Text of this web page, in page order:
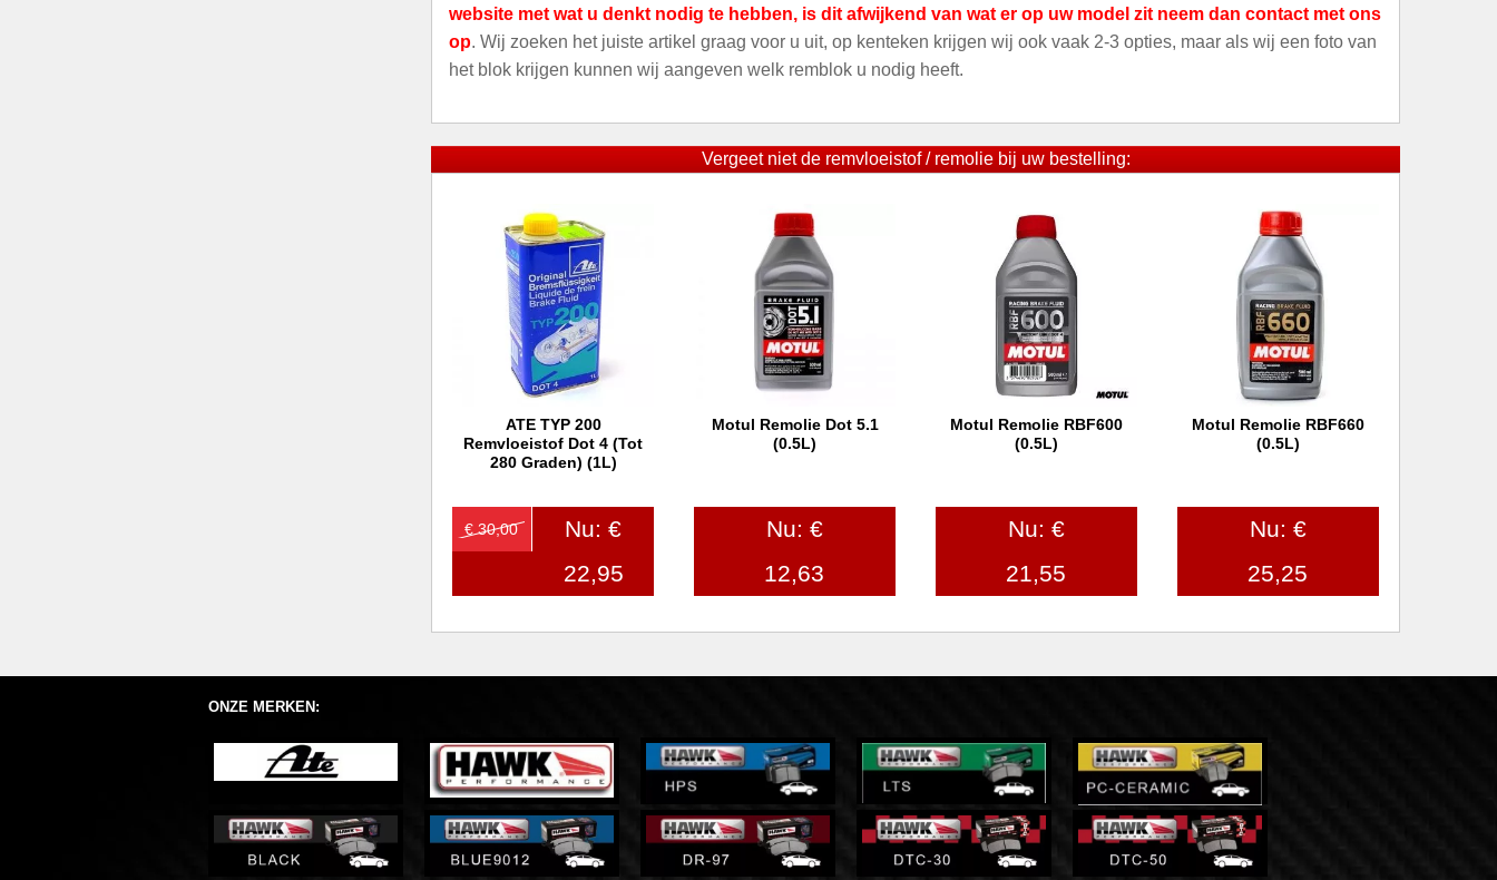
website met wat u denkt nodig te hebben, is dit afwijkend van wat er op uw model zit neem dan contact met ons
op. Wij zoeken het juiste artikel graag voor u uit, op kenteken krijgen wij ook vaak 2-3 opties, maar als wij een foto van
het blok krijgen kunnen wij aangeven welk remblok u nodig heeft.
Vergeet niet de remvloeistof / remolie bij uw bestelling:
In winkelwagen
ATE TYP 200
Remvloeistof Dot 4 (tot
280 Graden) (1L)
€ 30,00
Nu: €
22,95
In winkelwagen
Motul Remolie Dot 5.1
(0.5L)
Nu: €
12,63
In winkelwagen
Motul Remolie RBF600
(0.5L)
Nu: €
21,55
In winkelwagen
Motul Remolie RBF660
(0.5L)
Nu: €
25,25
ONZE MERKEN: